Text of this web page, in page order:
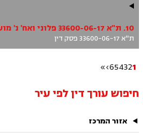
ת"א 33600-06-17 פסק דין
1
2
3
4
5
6
›
»
חיפוש עורך דין לפי עיר
אזור המרכז